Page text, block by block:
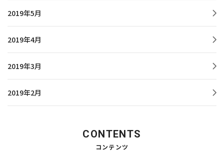
2019年5月
2019年4月
2019年3月
2019年2月
CONTENTS
コンテンツ